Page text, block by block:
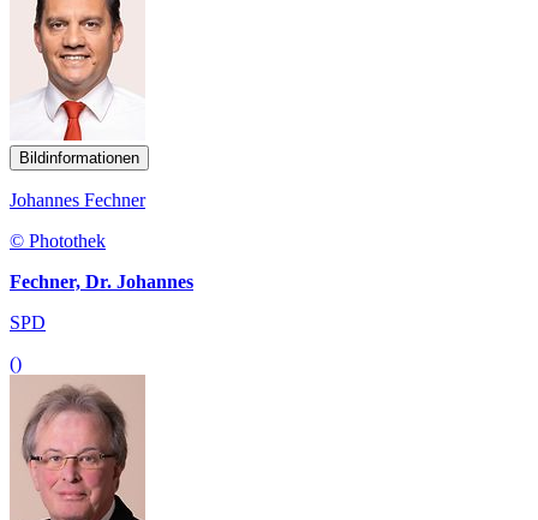
Bildinformationen
Johannes Fechner
© Photothek
Fechner, Dr. Johannes
SPD
()